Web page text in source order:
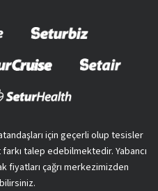
için geçerli olup tesisler
talep edebilmektedir. Yabancı
fiyatları çağrı merkezimizden